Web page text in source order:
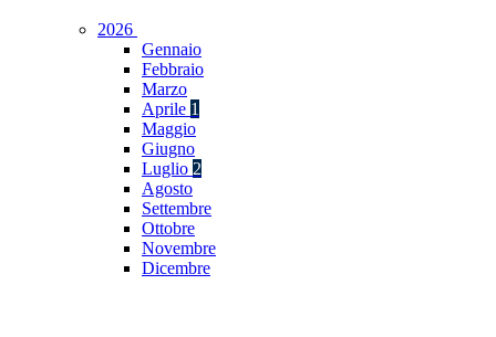
2026
Gennaio
Febbraio
Marzo
Aprile 1
Maggio
Giugno
Luglio 2
Agosto
Settembre
Ottobre
Novembre
Dicembre